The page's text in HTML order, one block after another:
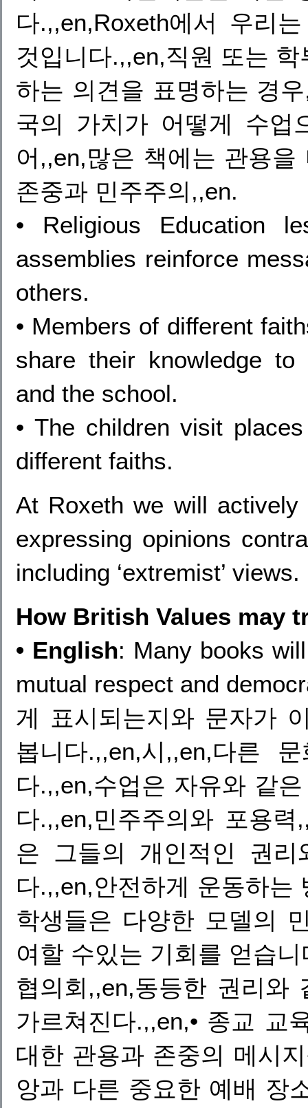
다.,,en,Roxeth에서 우리
것입니다.,,en,직원 또는
하는 의견을 표명하는 경
국의 가치가 어떻게 수업
어,,en,많은 책에는 관용
존중과 민주주의,,en.
• Religious Education
assemblies reinforce
others.
• Members of different
share their knowledge to
and the school.
• The children visit
different faiths.
At Roxeth we will
expressing opinions
including ‘extremist’ views.
How British Values may
• English: Many books
mutual respect and
게 표시되는지와 문자가
봅니다.,,en,시,,en,다른
다.,,en,수업은 자유와 같
다.,,en,민주주의와 포용력
은 그들의 개인적인 권
다.,,en,안전하게 운동하는
학생들은 다양한 모델의
여할 수있는 기회를 얻습
협의회,,en,동등한 권리와
가르쳐진다.,,en,• 종교 교
대한 관용과 존중의 메시
앙과 다른 중요한 예배 장